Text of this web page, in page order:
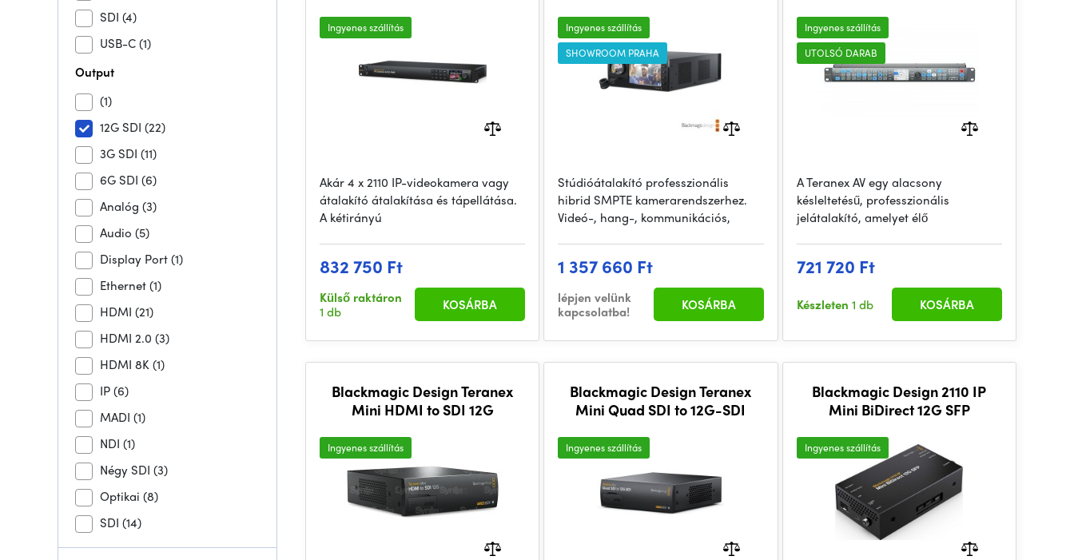
SDI (4)
USB-C(1)
Output
(1)
12G SDI (22)
3G SDI (11)
6G SDI (6)
Analóg (3)
Audio (5)
Display Port(1)
Ethernet(1)
HDMI (21)
HDMI 2.0 (3)
HDMI 8K(1)
IP(6)
MADI (1)
NDI (1)
Négy SDI (3)
Optikai (8)
SDI (14)
Ingyenes szállítás
Akár 4 x 2110 IP-videokamera vagy
átalakító átalakítása és tápellátása.
A kétirányú
832 750 Ft
Külső raktáron
1 db
KOSÁRBA
Ingyenes szállítás
SHOWROOM PRAHA
Stúdióátalakító professzionális
hibrid SMPTE kamerarendszerhez.
Videó-, hang-, kommunikációs,
1 357 660 Ft
lépjen velünk
kapcsolatba!
KOSÁRBA
Ingyenes szállítás
UTOLSÓ DARAB
A Teranex AV egy alacsony
késleltetésű, professzionális
jelátalakító, amelyet élő
721 720 Ft
Készleten 1 db KOSÁRBA
Blackmagic Design Teranex
Mini HDMI to SDI 12G
Ingyenes szállítás
Blackmagic Design Teranex
Mini Quad SDI to 12G-SDI
Ingyenes szállítás
Blackmagic Design 2110 IP
Mini BiDirect 12G SFP
Ingyenes szállítás